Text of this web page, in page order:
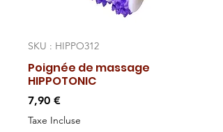
SKU : HIPPO312
Poignée de massage
HIPPOTONIC
7,90 €Prix
Taxe Incluse